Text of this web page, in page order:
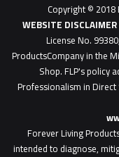
Copyright ©
WEBSITE DISCLAIMER
License No.
ProductsCompany in the
Shop. FLP's policy
Professionalism in
Forever Living
intended to diagnose,